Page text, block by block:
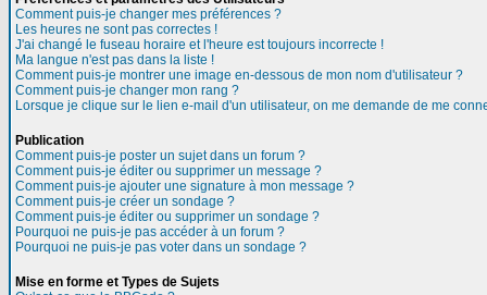
Comment puis-je changer mes préférences ?
Les heures ne sont pas correctes !
J'ai changé le fuseau horaire et l'heure est toujours incorrecte !
Ma langue n'est pas dans la liste !
Comment puis-je montrer une image en-dessous de mon nom d'utilisateur ?
Comment puis-je changer mon rang ?
Lorsque je clique sur le lien e-mail d'un utilisateur, on me demande de me
Publication
Comment puis-je poster un sujet dans un forum ?
Comment puis-je éditer ou supprimer un message ?
Comment puis-je ajouter une signature à mon message ?
Comment puis-je créer un sondage ?
Comment puis-je éditer ou supprimer un sondage ?
Pourquoi ne puis-je pas accéder à un forum ?
Pourquoi ne puis-je pas voter dans un sondage ?
Mise en forme et Types de Sujets